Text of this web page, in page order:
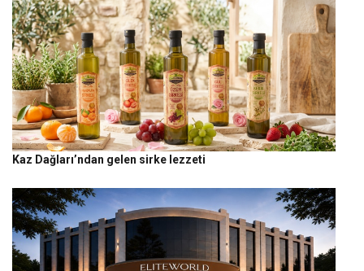
Kaz Dağları’ndan gelen sirke lezzeti